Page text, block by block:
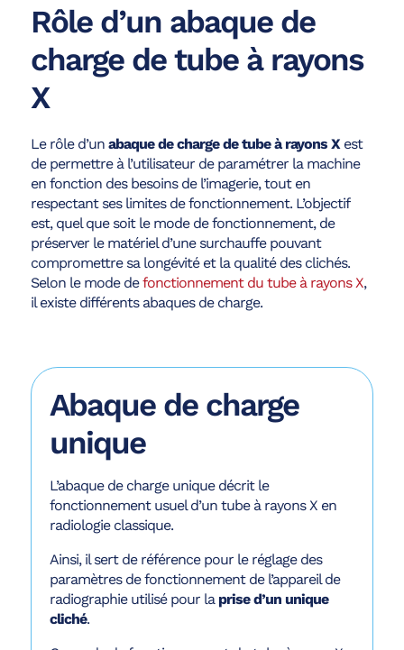
Rôle d’un abaque de
charge de tube à rayons
X
Le rôle d’un abaque de charge de tube à rayons Xest
de permettre à l’utilisateur de paramétrer la machine
en fonction des besoins de l’imagerie, tout en
respectant ses limites de fonctionnement. L’objectif
est, quel que soit le mode de fonctionnement, de
préserver le matériel d’une surchauffe pouvant
compromettre sa longévité et la qualité des clichés.
Selon le mode defonctionnement du tube à rayons X,
il existe différents abaques de charge.
Abaque de charge
unique
L’abaque de charge unique décrit le
fonctionnement usuel d’un tube à rayons X en
radiologie classique.
Ainsi, il sert de référence pour le réglage des
paramètres de fonctionnement de l’appareil de
radiographie utilisé pour la prise d’un unique
cliché.